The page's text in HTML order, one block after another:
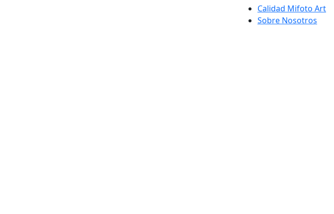
Calidad Mifoto Art
Sobre Nosotros